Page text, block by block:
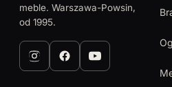
meble. Warszawa-Powsin,
od 1995.